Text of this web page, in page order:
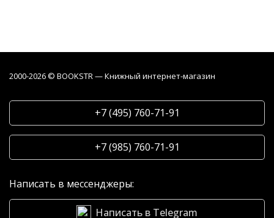
2000-2026 © BOOKSTR — Книжный интернет-магазин
+7 (495) 760-71-91
+7 (985) 760-71-91
Написать в мессенджеры:
Написать в Telegram